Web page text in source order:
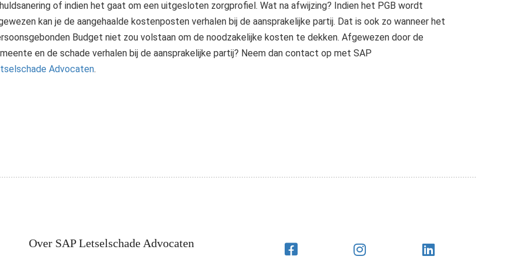
of indien het gaat om een uitgesloten zorgprofiel. Wat na afwijzing? Indien het PGB wordt
kan je de aangehaalde kostenposten verhalen bij de aansprakelijke partij. Dat is ook zo wanneer het
Budget niet zou volstaan om de noodzakelijke kosten te dekken. Afgewezen door de
en de schade verhalen bij de aansprakelijke partij? Neem dan contact op met SAP
Advocaten.
Over SAP Letselschade Advocaten